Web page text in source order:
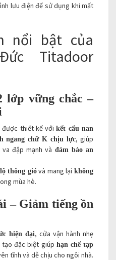
lưu điện để sử dụng khi mất
nổi bật của
Titadoor
lớp vững chắc –
được thiết kế vớikết cấu nan
ngang chữ K chịu lực, giúp
đập mạnh và đảm bảo an
thông gióvà mang lạikhông
mùa hè.
– Giảm tiếng ồn
hiện đại, cửa vận hành nhẹ
tạo đặc biệt giúp hạn chế tạp
tĩnh và dễ chịu cho ngôi nhà.